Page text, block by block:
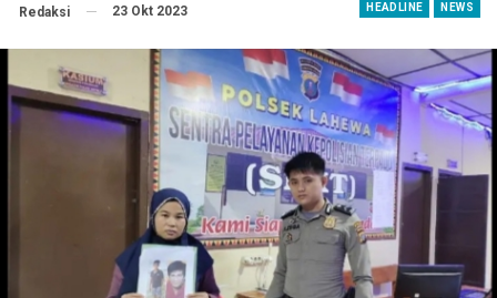
HEADLINE NEWS
Redaksi 23 Okt 2023